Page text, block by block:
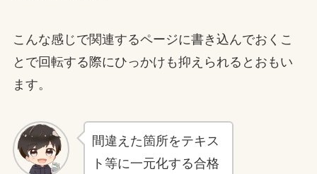
こんな感じで関連するページに書き込んでおくこ
とで回転する際にひっかけも抑えられるとおもい
ます。
間違えた箇所をテキス
ト等に一元化する合格